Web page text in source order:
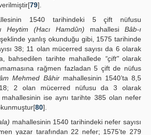
79].
1540 tarihindeki 5 çift nüfusu
Heytim (Hacı Hamdûn) mahallesi Bâb-ı
şeklinde yanlış okunduğu gibi, 1575 tarihinde
38; 11 olan mücerred sayısı da 6 olarak
bahsedilen tarihte mahallede “çift"olarak
rağmen fazladan 5 çift de nüfus
Mehmed Bâhirmahallesinin 1540’ta 8,5
2 olan mücerred nüfusu da 3 olarak
mahallesinin ise aynı tarihte 385 olan nefer
80].
mahallesinin 1540 tarihindeki nefer sayısı
yazar tarafından 22 nefer; 1575’te 279